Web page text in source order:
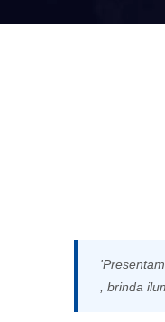
, brinda